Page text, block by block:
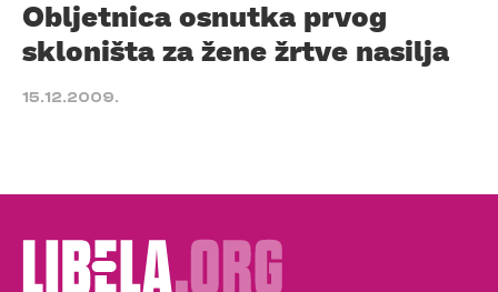
Obljetnica osnutka prvog
skloništa za žene žrtve nasilja
15.12.2009.